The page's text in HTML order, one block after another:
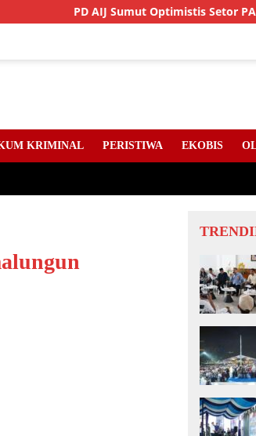
PD AIJ Sumut Optimistis Setor PAD,
KRIMINAL PERISTIWA EKOBIS